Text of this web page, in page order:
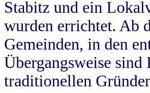
Stabitz und ein
wurden errichtet. Ab
Gemeinden, in den
Übergangsweise
traditionellen